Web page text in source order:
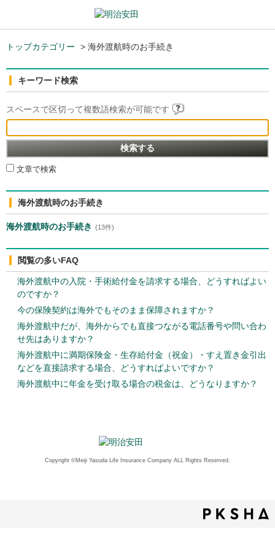
トップカテゴリー > 海外渡航時のお手続き
キーワード検索
スペースで区切って複数語検索が可能です
文章で検索
海外渡航時のお手続き
海外渡航時のお手続き (13件)
閲覧の多いFAQ
海外渡航中の入院・手術給付金を請求する場合、どうすればよい
のですか？
今の保険契約は海外でもそのまま保障されますか？
海外渡航中だが、海外からでも直接つながる電話番号や問い合わ
せ先はありますか？
海外渡航中に満期保険金・生存給付金（祝金）・すえ置き金引出
などを直接請求する場合、どうすればよいですか？
海外渡航中に年金を受け取る場合の税金は、どうなりますか？
Copyright ©Meiji Yasuda Life Insurance Company ALL Rights Reserved.